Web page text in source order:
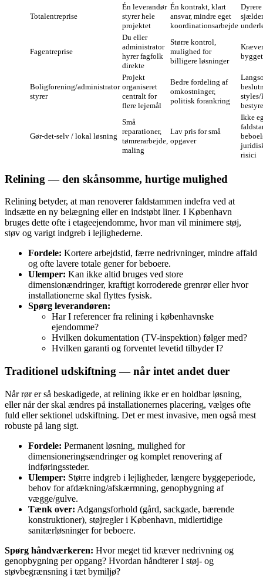
Totalentreprise
Én leverandør
styrer hele
projektet
Én kontrakt, klart
ansvar, mindre eget
koordinationsarbejde
Fagentreprise
Du eller
administrator
hyrer fagfolk
direkte
Større kontrol,
mulighed for
billigere løsninger
Boligforening/administrator
styrer
Projekt
organiseret
centralt for
flere lejemål
Bedre fordeling af
omkostninger,
politisk forankring
styles/
Gør‑det‑selv / lokal løsning
Små
reparationer,
tømrerarbejde,
maling
Lav pris for små
opgaver
Ikke
risici
Relining — den skånsomme, hurtige mulighed
Relining betyder, at man renoverer faldstammen indefra ved at
indsætte en ny belægning eller en indstøbt liner. I København
bruges dette ofte i etageejendomme, hvor man vil minimere støj,
støv og varigt indgreb i lejlighederne.
Fordele: Kortere arbejdstid, færre nedrivninger, mindre affald
og ofte lavere totale gener for beboere.
Ulemper: Kan ikke altid bruges ved store
dimensionændringer, kraftigt korroderede grenrør eller hvor
installationerne skal flyttes fysisk.
Spørg leverandøren:
Har I referencer fra relining i københavnske
ejendomme?
Hvilken dokumentation (TV-inspektion) følger med?
Hvilken garanti og forventet levetid tilbyder I?
Traditionel udskiftning — når intet andet duer
Når rør er så beskadigede, at relining ikke er en holdbar løsning,
eller når der skal ændres på installationernes placering, vælges ofte
fuld eller sektionel udskiftning. Det er mest invasive, men også mest
robuste på lang sigt.
Fordele: Permanent løsning, mulighed for
dimensioneringsændringer og komplet renovering af
indføringssteder.
Ulemper: Større indgreb i lejligheder, længere byggeperiode,
behov for afdækning/afskærmning, genopbygning af
vægge/gulve.
Tænk over: Adgangsforhold (gård, sackgade, bærende
konstruktioner), støjregler i København, midlertidige
sanitærløsninger for beboere.
Spørg håndværkeren: Hvor meget tid kræver nedrivning og
genopbygning per opgang? Hvordan håndterer I støj- og
støvbegrænsning i tæt bymiljø?